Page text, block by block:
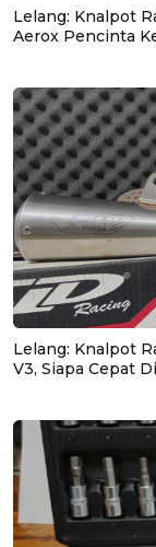
Lelang: Knalpot
Aerox Pencinta
Lelang: Knalpot
V3, Siapa Cepat